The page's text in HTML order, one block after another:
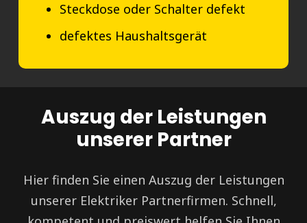
Steckdose oder Schalter defekt
defektes Haushaltsgerät
Auszug der Leistungen
unserer Partner
Hier finden Sie einen Auszug der Leistungen
unserer Elektriker Partnerfirmen. Schnell,